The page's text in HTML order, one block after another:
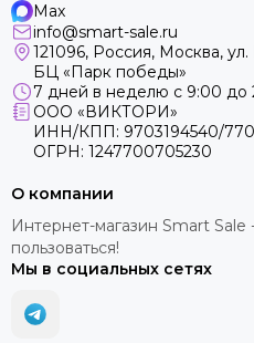
Max
info@smart-sale.ru
121096, Россия, Москва,
БЦ «Парк победы»
7 дней в неделю с 9:00 до
ООО «ВИКТОРИ»
ИНН/КПП: 9703194540/
ОГРН: 1247700705230
О компании
Интернет-магазин Smart Sale
пользоваться!
Мы в социальных сетях